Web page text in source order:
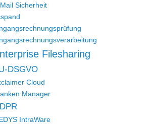
Sicherheit
Filesharing
DSGVO
Cloud
Manager
IntraWare